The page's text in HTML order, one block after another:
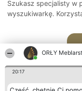
ORŁY
20:17
Szukasz specjalisty w
wyszukiwarkę.